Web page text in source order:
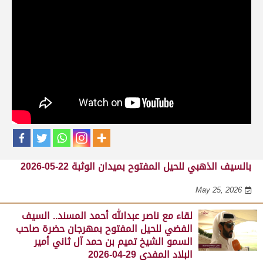
المفتوح بميدان الوثبة 22-05-2026
May 25, 2026
بالسيف الذهبي للحيل المفتوح بميدان الوثبة 22-05-2026
May 25, 2026
لقاء مع ناصر عبدالله أحمد المسند.. السيف
الفضي للحيل المفتوح بمهرجان حضرة صاحب
السمو الشيخ تميم بن حمد آل ثاني أمير
البلاد المفدى 29-04-2026